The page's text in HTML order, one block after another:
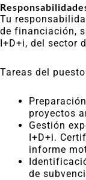
Tu
de financiación,
I+D+i, del sector
Tareas del
proyectos
Gestión
I+D+i.
informe
de